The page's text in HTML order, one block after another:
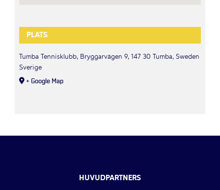
PLATS
Tumba Tennisklubb, Bryggarvägen 9, 147 30 Tumba, Sweden
Sverige
+ Google Map
HUVUDPARTNERS